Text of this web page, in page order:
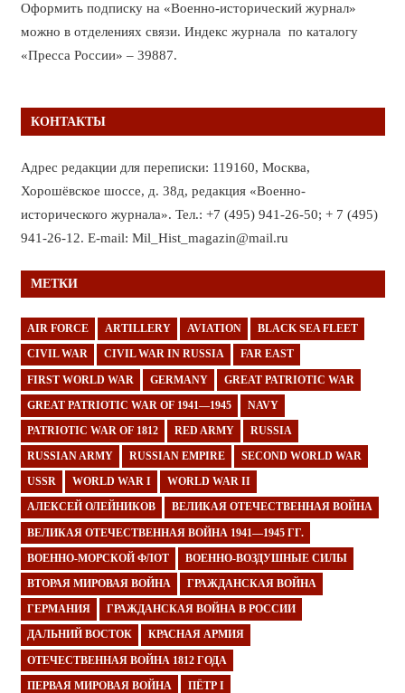
Оформить подписку на «Военно-исторический журнал»
можно в отделениях связи. Индекс журнала по каталогу
«Пресса России» – 39887.
КОНТАКТЫ
Адрес редакции для переписки: 119160, Москва,
Хорошёвское шоссе, д. 38д, редакция «Военно-
исторического журнала». Тел.: +7 (495) 941-26-50; + 7 (495)
941-26-12. E-mail: Mil_Hist_magazin@mail.ru
МЕТКИ
AIR FORCE ARTILLERY AVIATION BLACK SEA FLEET
CIVIL WAR CIVIL WAR IN RUSSIA FAR EAST
FIRST WORLD WAR GERMANY GREAT PATRIOTIC WAR
GREAT PATRIOTIC WAR OF 1941—1945 NAVY
PATRIOTIC WAR OF 1812 RED ARMY RUSSIA
RUSSIAN ARMY RUSSIAN EMPIRE SECOND WORLD WAR
USSR WORLD WAR I WORLD WAR II
АЛЕКСЕЙ ОЛЕЙНИКОВ ВЕЛИКАЯ ОТЕЧЕСТВЕННАЯ ВОЙНА
ВЕЛИКАЯ ОТЕЧЕСТВЕННАЯ ВОЙНА 1941—1945 ГГ.
ВОЕННО-МОРСКОЙ ФЛОТ ВОЕННО-ВОЗДУШНЫЕ СИЛЫ
ВТОРАЯ МИРОВАЯ ВОЙНА ГРАЖДАНСКАЯ ВОЙНА
ГЕРМАНИЯ ГРАЖДАНСКАЯ ВОЙНА В РОССИИ
ДАЛЬНИЙ ВОСТОК КРАСНАЯ АРМИЯ
ОТЕЧЕСТВЕННАЯ ВОЙНА 1812 ГОДА
ПЕРВАЯ МИРОВАЯ ВОЙНА ПЁТР I